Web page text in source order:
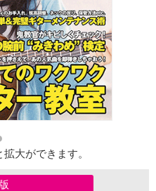
大ができます。